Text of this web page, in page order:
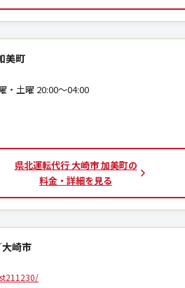
美町
土曜 20:00〜04:00
県北運転代行 大崎市 加美町の
料金・詳細を見る
崎市